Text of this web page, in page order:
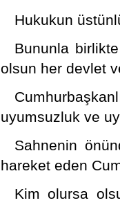
Hukukun
Bununla
olsun her devlet
uyumsuzluk ve
Sahnenin
hareket eden
Kim olursa